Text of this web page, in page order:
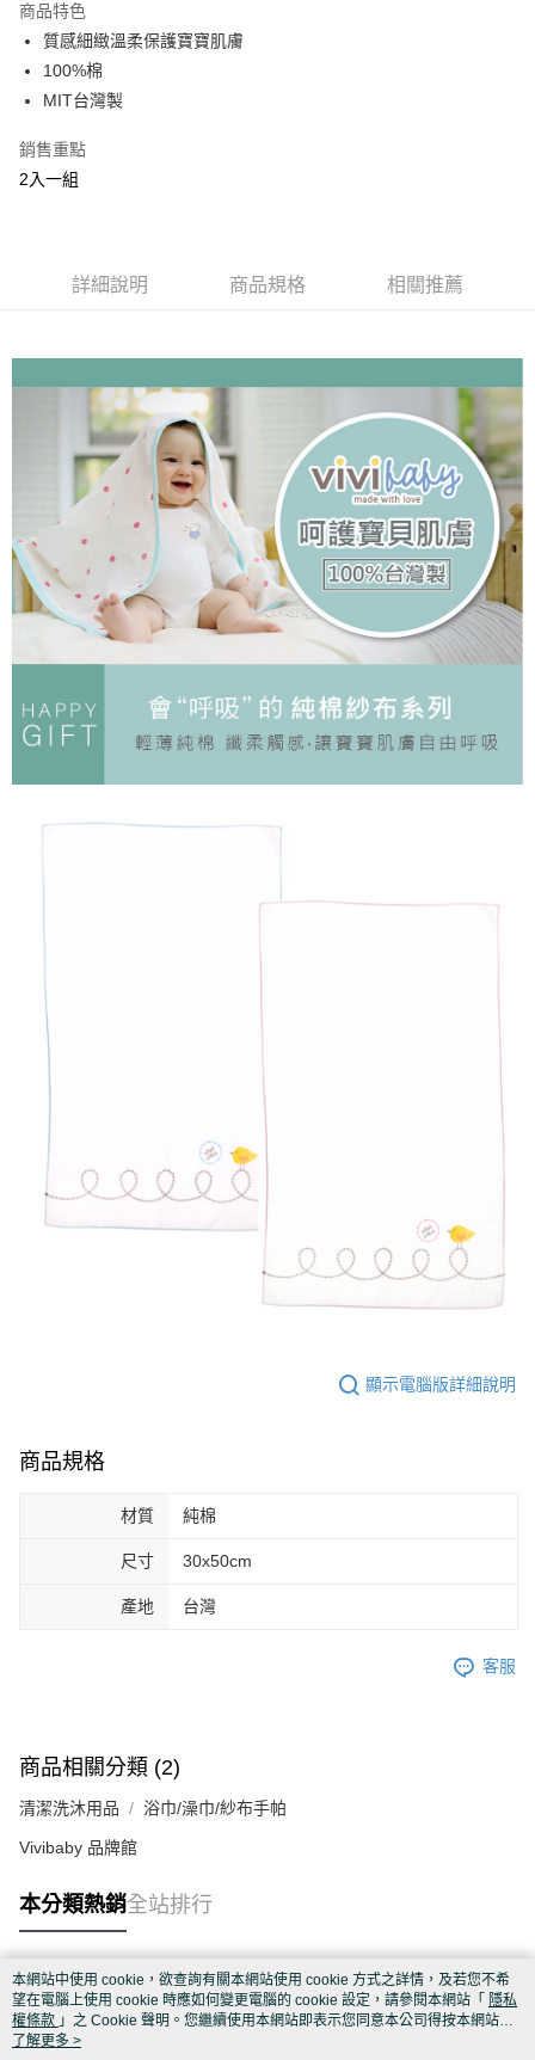
運送方式
基本宅配
每筆NT$150，滿NT$1,000(含以上)免運費
商品特色
質感細緻溫柔保護寶寶肌膚
100%棉
MIT台灣製
銷售重點
2入一組
詳細說明 商品規格 相關推薦
顯示電腦版詳細說明
商品規格
材質 純棉
尺寸 30x50cm
產地 台灣
客服
商品相關分類 (2)
清潔洗沐用品 浴巾/澡巾/紗布手帕
Vivibaby 品牌館
本分類熱銷全站排行
熱門標籤
本網站中使用 cookie，欲查詢有關本網站使用 cookie 方式之詳情，及若您不希
望在電腦上使用 cookie 時應如何變更電腦的 cookie 設定，請參閱本網站「 隱私
權條款 」之 Cookie 聲明。您繼續使用本網站即表示您同意本公司得按本網站使
用條款之 Cookie 聲明使用 cookie。
了解更多 >